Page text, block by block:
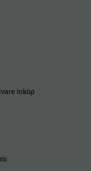
inköp